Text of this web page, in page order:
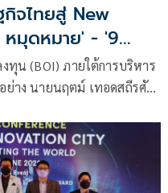
กิจไทยสู่ New
หมุดหมาย' - '9
สนุนเงินค่าจ้าง
ผ่าน Startup
ทุน (BOI) ภายใต้การบริหาร
าง นายนฤตม์ เทอดสถีรศักดิ์